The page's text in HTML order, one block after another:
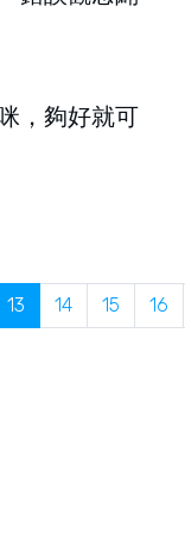
，夠好就可
13 14 15 16